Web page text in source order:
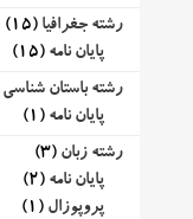
رشته جغرافیا (15)
پایان نامه (15)
رشته باستان شناسی
پایان نامه (1)
رشته زبان (3)
پایان نامه (2)
پروپوزال (1)